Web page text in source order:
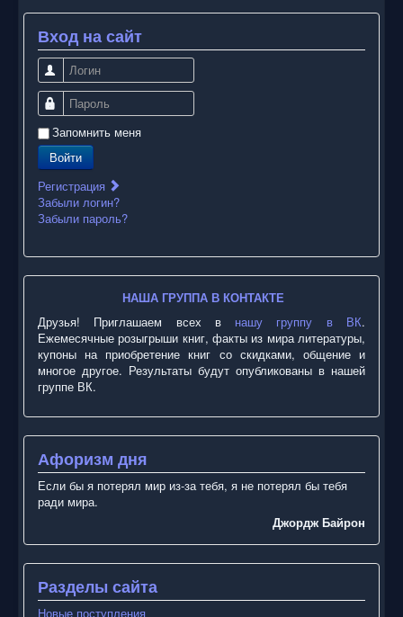
Вход на сайт
Логин
Пароль
Запомнить меня
Войти
Регистрация
Забыли логин?
Забыли пароль?
НАША ГРУППА В КОНТАКТЕ
Друзья! Приглашаем всех в нашу группу в ВК.
Ежемесячные розыгрыши книг, факты из мира литературы,
купоны на приобретение книг со скидками, общение и
многое другое. Результаты будут опубликованы в нашей
группе ВК.
Афоризм дня
Если бы я потерял мир из-за тебя, я не потерял бы тебя
ради мира.
Джордж Байрон
Разделы сайта
Новые поступления